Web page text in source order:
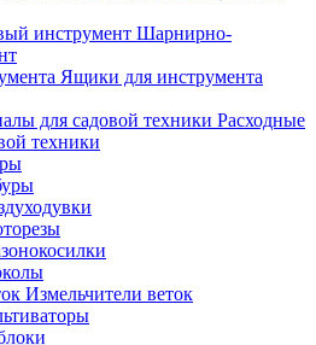
Шарнирно-
Ящики для инструмента
Расходные
техники
Измельчители веток